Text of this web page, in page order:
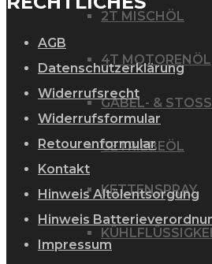
2T MISCHÖL
4T MOTORENÖL
GABEL- &
GETRIEBEÖL
KETTENSPRAY
AGB
Datenschutzerklärung
Widerrufsrecht
Widerrufsformular
Retourenformular
Kontakt
Hinweis Altölentsorgung
Hinweis
Impressum